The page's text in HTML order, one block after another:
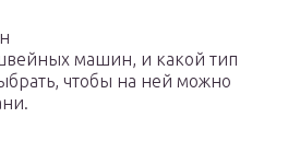
машин, и какой тип
чтобы на ней можно